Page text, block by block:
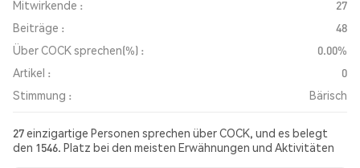
Mitwirkende :
27
Beiträge :
48
Über COCK sprechen(%) :
0.00%
Artikel :
0
Stimmung :
Bärisch
27 einzigartige Personen sprechen über COCK, und es belegt
den 1546. Platz bei den meisten Erwähnungen und Aktivitäten